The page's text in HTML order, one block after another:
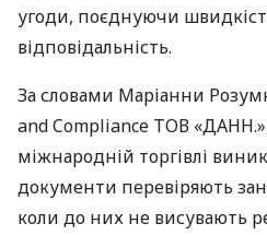
угоди, поєднуючи
відповідальність.
За словами Маріанни
and Compliance ТОВ
міжнародній торгівлі
документи перевіряють
коли до них не висувають